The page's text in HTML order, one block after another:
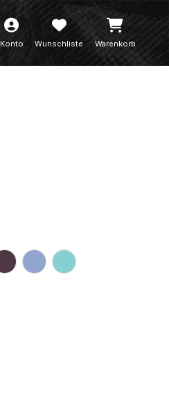
Konto Wunschliste Warenkorb